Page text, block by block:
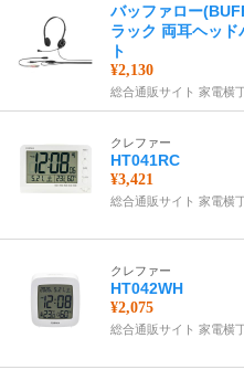
バッファロー
ラック 両耳ヘッ
ト
¥2,130
総合通販サイト 家電横
クレファー
HT041RC
¥3,421
総合通販サイト 家電横
クレファー
HT042WH
¥2,075
総合通販サイト 家電横